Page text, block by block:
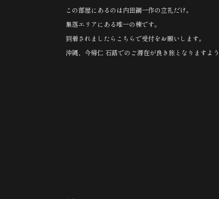
この部屋にあるのは内田鋼一作の立礼だけ。
集落エリアにある唯一の棟です。
到着されましたらこちらで受付をお願いします。
沖縄、今帰仁 石蕗でのご滞在が良き旅となりますよ